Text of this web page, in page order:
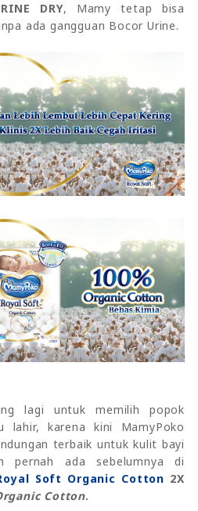
DRY, Mamy tetap bisa
ada gangguan Bocor Urine.
lagi untuk memilih popok
lahir, karena kini MamyPoko
terbaik untuk kulit bayi
pernah ada sebelumnya di
Soft Organic Cotton 2X
Cotton.